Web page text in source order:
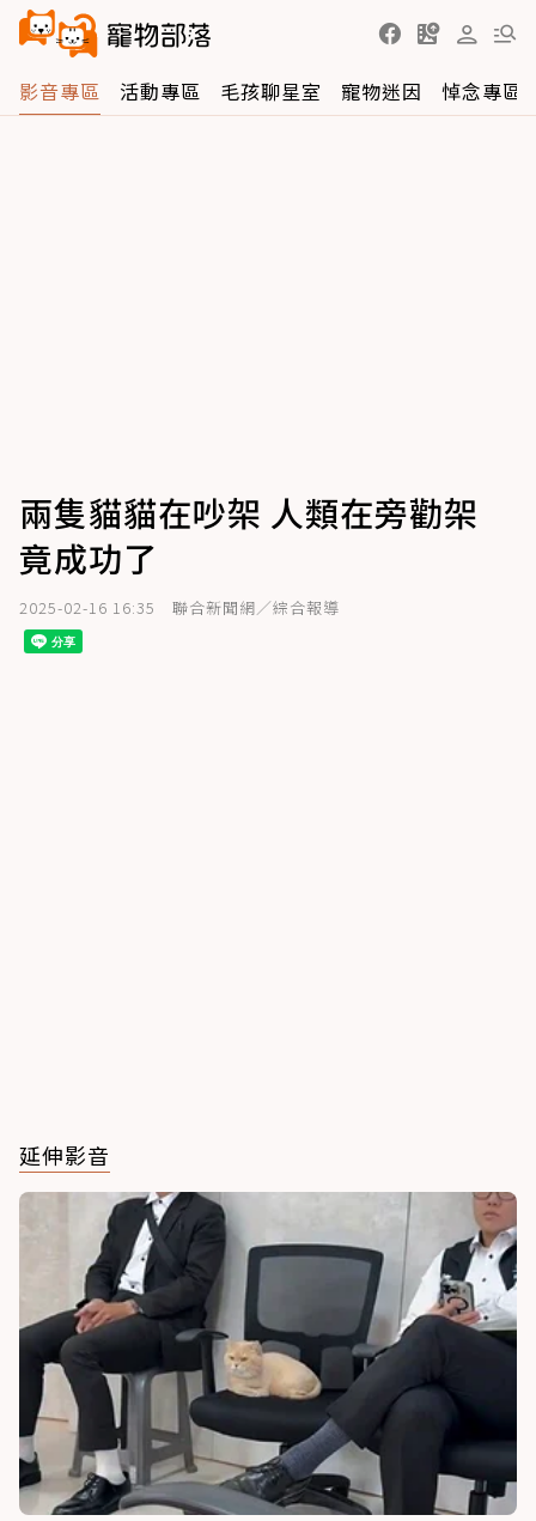
影音專區 活動專區 毛孩聊星室 寵物迷因 悼念專區
兩隻貓貓在吵架 人類在旁勸架
竟成功了
2025-02-16 16:35 聯合新聞網／綜合報導
延伸影音